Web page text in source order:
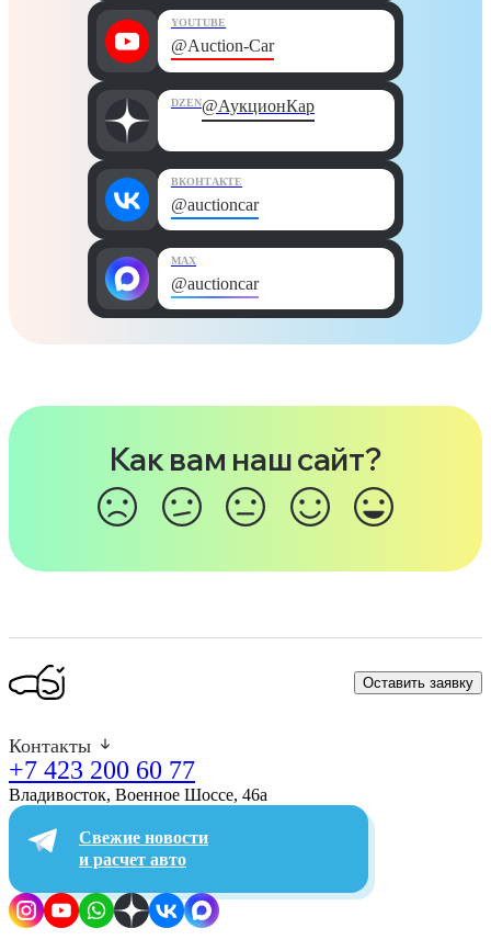
YOUTUBE
@Auction-Car
DZEN@АукционКар
ВКОНТАКТЕ
@auctioncar
MAX
@auctioncar
Как вам наш сайт?
Оставить заявку
Контакты
+7 423 200 60 77
Владивосток, Военное Шоссе, 46а​
Свежие новости
и расчет авто